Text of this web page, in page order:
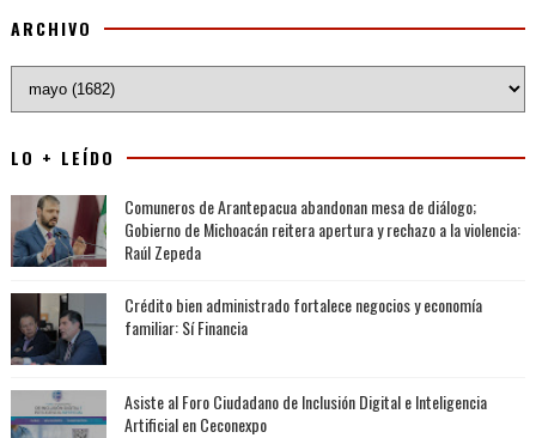
ARCHIVO
LO + LEÍDO
Comuneros de Arantepacua abandonan mesa de diálogo;
Gobierno de Michoacán reitera apertura y rechazo a la violencia:
Raúl Zepeda
Crédito bien administrado fortalece negocios y economía
familiar: Sí Financia
Asiste al Foro Ciudadano de Inclusión Digital e Inteligencia
Artificial en Ceconexpo